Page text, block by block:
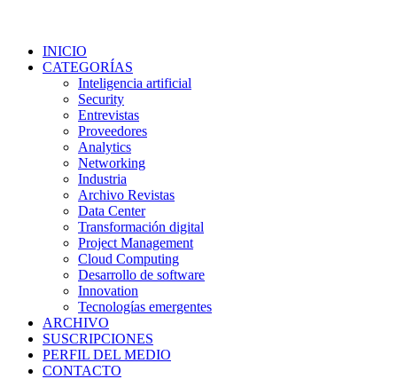
INICIO
CATEGORÍAS
Inteligencia artificial
Security
Entrevistas
Proveedores
Analytics
Networking
Industria
Archivo Revistas
Data Center
Transformación digital
Project Management
Cloud Computing
Desarrollo de software
Innovation
Tecnologías emergentes
ARCHIVO
SUSCRIPCIONES
PERFIL DEL MEDIO
CONTACTO